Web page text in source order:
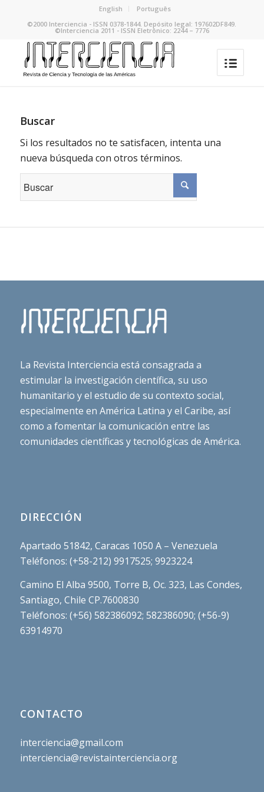
English
Português
©2000 Interciencia - ISSN 0378-1844. Depósito legal: 197602DF849.
©Interciencia 2011 - ISSN Eletrônico: 2244 – 7776
Buscar
Si los resultados no te satisfacen, intenta una
nueva búsqueda con otros términos.
La Revista Interciencia está consagrada a
estimular la investigación científica, su uso
humanitario y el estudio de su contexto social,
especialmente en América Latina y el Caribe, así
como a fomentar la comunicación entre las
comunidades científicas y tecnológicas de América.
DIRECCIÓN
Apartado 51842, Caracas 1050 A – Venezuela
Teléfonos: (+58-212) 9917525; 9923224
Camino El Alba 9500, Torre B, Oc. 323, Las Condes,
Santiago, Chile CP.7600830
Teléfonos: (+56) 582386092; 582386090; (+56-9)
63914970
CONTACTO
interciencia@gmail.com
interciencia@revistainterciencia.org